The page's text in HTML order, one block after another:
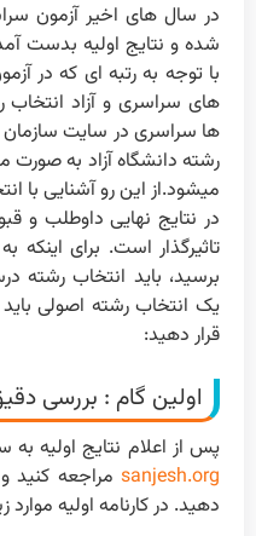
در سال های اخیر آزمون
شده و نتایج اولیه بدست
با توجه به رتبه ای که در
های سراسری و آزاد انتخاب
ها سراسری در سایت
رشته دانشگاه آزاد به صورت
میشود.از این رو آشنایی با
در نتایج نهایی داوطلب و
تاثیرگذار است. برای اینکه
برسید، باید انتخاب رشته
یک انتخاب رشته اصولی
قرار دهید:
اولین گام : بررسی
پس از اعلام نتایج اولیه
sanjesh.org مراجعه کنید و
دهید. در کارنامه اولیه